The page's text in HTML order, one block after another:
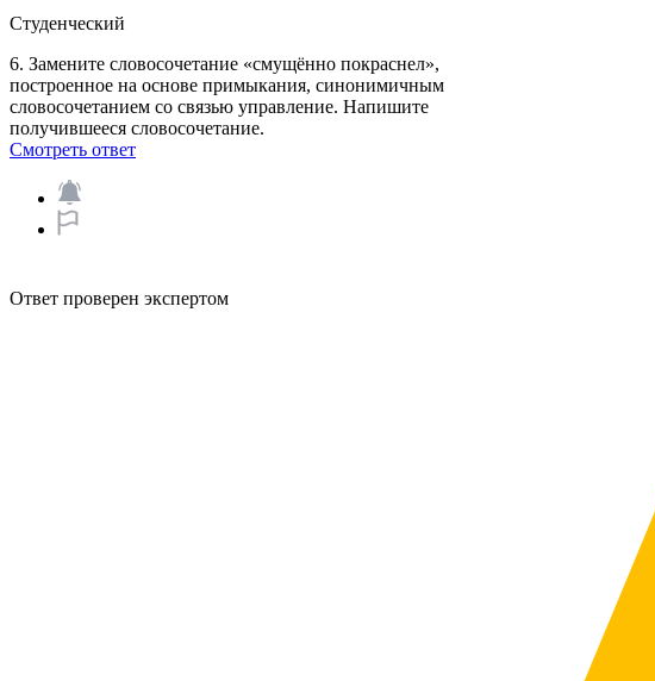
Студенческий
6. Замените словосочетание «смущённо покраснел»,
построенное на основе примыкания, синонимичным
словосочетанием со связью управление. Напишите
получившееся словосочетание.
Смотреть ответ
Ответ проверен экспертом